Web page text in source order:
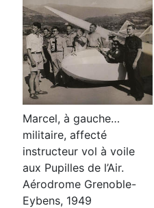
Marcel, à gauche…
militaire, affecté
instructeur vol à voile
aux Pupilles de l’Air.
Aérodrome Grenoble-
Eybens, 1949